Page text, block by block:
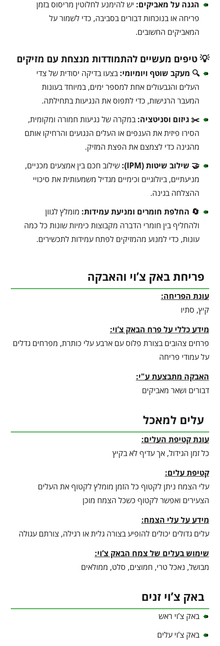
הגנה על מאביקים: יש להימנע לחלוטין מריסוס בזמן
פריחה או בנוכחות דבורים בסביבה, כדי לשמור על
המאביקים החשובים.
💡 טיפים מעשיים להתמודדות מנצחת עם מזיקים
🔍 מעקב שוטף ויומיומי: בצעו בדיקה יסודית של צדי
העלים והגבעולים אחת למספר ימים, במיוחד בעונות
המעבר הרגישות, כדי לתפוס את הנגיעות בתחילתה.
✂️ גיזום וסניטציה: במקרה של נגיעות חמורה ומקומית,
הסירו פיזית את הענפים או העלים הנגועים והרחיקו אותם
מהגינה כדי לצמצם את הפצת המזיק.
🤝 שילוב שיטות (IPM):
שילוב חכם בין אמצעים מכניים,
מניעתיים, ביולוגיים וכימיים מגדיל משמעותית את סיכויי
ההצלחה בגינה.
🔄 החלפת חומרים ומניעת עמידות: מומלץ לגוון
ולהחליף בין חומרי הדברה מקבוצות כימיות שונות כל כמה
עונות, כדי למנוע מהמזיקים לפתח עמידות לתכשירים.
פריחת באק צ’וי והאבקה
עונת הפריחה:
קיץ, סתיו
מידע כללי על פרח הבאק צ’וי:
פרחים צהובים בצורת פלוס עם ארבע עלי כותרת, מפרחים גדלים
על עמודי פריחה
האבקה מתבצעת ע"י:
דבורים ושאר מאביקים
עלים למאכל
עונת קטיפת העלים:
כל זמן הגידול, אך עדיף לא בקיץ
קטיפת עלים:
עלי הצמח ניתן לקטוף כל הזמן מומלץ לקטוף את העלים
הצעירים ואפשר לקטוף כשכל הצמח מוכן
מידע על עלי הצמח:
עלים גדולים יכולים להופיע בצורה גלית או רגילה, צורתם עגולה
שימוש בעלים של צמח הבאק צ’וי:
מבושל, נאכל טרי, חמוצים, סלט, ממולאים
באק צ’וי זנים
באק צ’וי ראש
באק צ’וי עלים